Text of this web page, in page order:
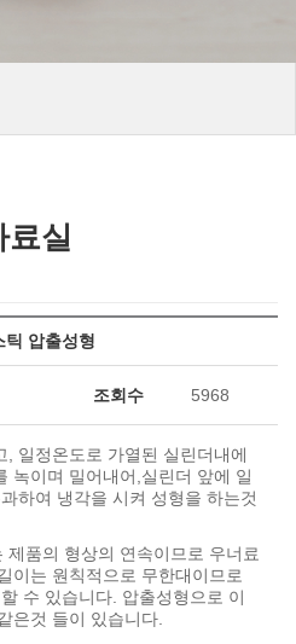
료실
틱 압출성형
조회수 5968
일정온도로 가열된 실린더내에
녹이며 밀어내어,실린더 앞에 일
하여 냉각을 시켜 성형을 하는것
품의 형상의 연속이므로 우너료
이는 원칙적으로 무한대이므로
수 있습니다. 압출성형으로 이
은것 들이 있습니다.